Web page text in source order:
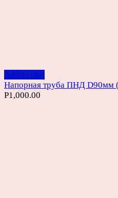
Add to cart
Напорная труба ПНД D90мм
Р1,000.00